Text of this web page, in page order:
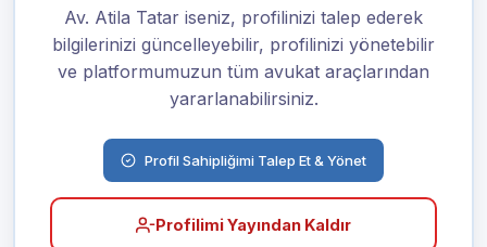
Av. Atila Tatar iseniz, profilinizi talep ederek
bilgilerinizi güncelleyebilir, profilinizi yönetebilir
ve platformumuzun tüm avukat araçlarından
yararlanabilirsiniz.
Profil Sahipliğimi Talep Et & Yönet
Profilimi Yayından Kaldır